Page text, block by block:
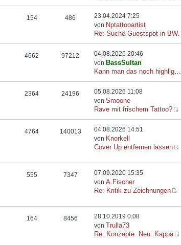
154 486
23.04.2024 7:25
von Nptattooartist
Re: Suche Guestspot in BW.
4662 97212
04.08.2026 20:46
von BassSultan
Kann man das noch highlig…
2364 24196
05.08.2026 11:08
vonSmoone
Rave mit frischem Tattoo?
4764 140013
04.08.2026 14:51
von Knorkell
Cover Up entfernen lassen
555 7347
07.09.2020 15:35
vonA.Fischer
Re: Kritik zu Zeichnungen
164 8456
28.10.2019 0:08
von Trulla73
Re: Konzepte. Neu: Kappa